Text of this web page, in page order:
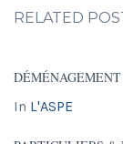
RELATED
In L'ASPE